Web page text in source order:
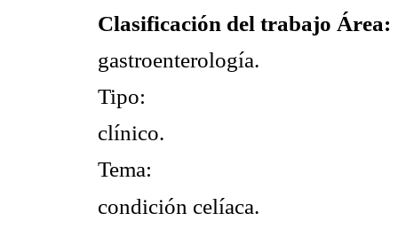
Clasificación del trabajo Área:
gastroenterología.
Tipo:
clínico.
Tema:
condición celíaca.